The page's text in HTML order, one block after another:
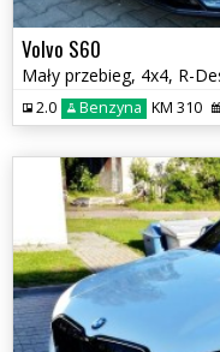
Volvo S60
2.0 Benzyna KM 310